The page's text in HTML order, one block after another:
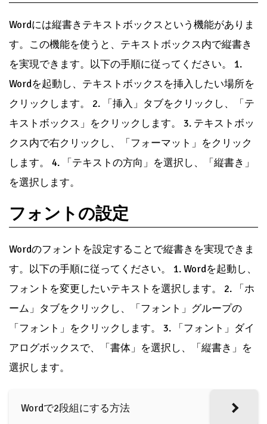
Wordには縦書きテキストボックスという機能がありま
す。この機能を使うと、テキストボックス内で縦書き
を実現できます。以下の手順に従ってください。 1.
Wordを起動し、テキストボックスを挿入したい場所を
クリックします。 2. 「挿入」タブをクリックし、「テ
キストボックス」をクリックします。 3. テキストボッ
クス内で右クリックし、「フォーマット」をクリック
します。 4. 「テキストの方向」を選択し、「縦書き」
を選択します。
フォントの設定
Wordのフォントを設定することで縦書きを実現できま
す。以下の手順に従ってください。 1. Wordを起動し、
フォントを変更したいテキストを選択します。 2. 「ホ
ーム」タブをクリックし、「フォント」グループの
「フォント」をクリックします。 3. 「フォント」ダイ
アログボックスで、「書体」を選択し、「縦書き」を
選択します。
Wordで2段組にする方法